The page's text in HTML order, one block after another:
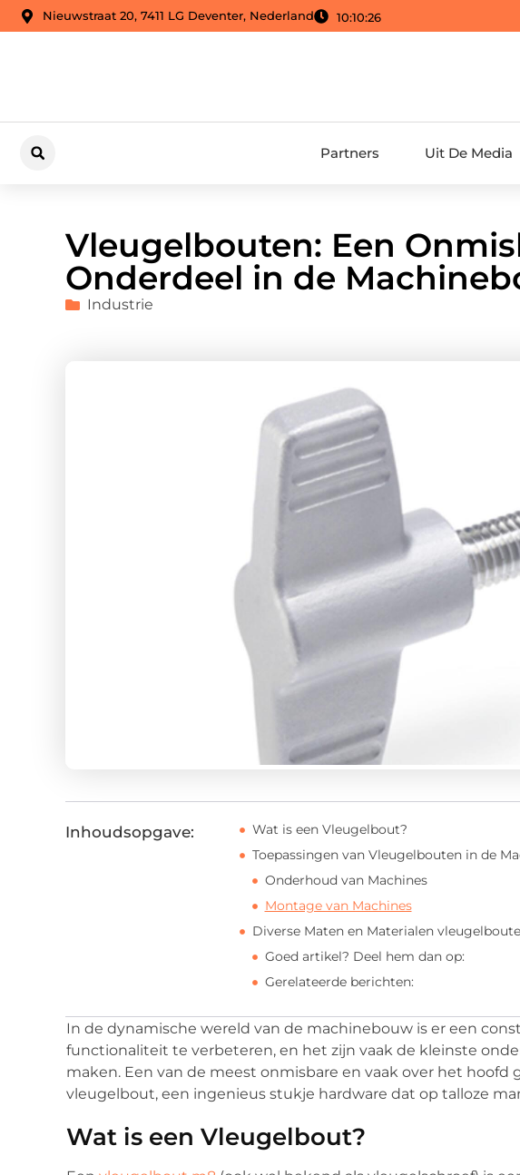
Nieuwstraat 20, 7411 LG Deventer, Nederland 10:10:28
Partners Uit De Media
Vleugelbouten: Een
Onderdeel in de
Industrie
Inhoudsopgave:
Wat is een Vleugelbout?
Toepassingen van Vleugelbouten in de
Onderhoud van Machines
Montage van Machines
Diverse Maten en Materialen
Goed artikel? Deel hem dan op:
Gerelateerde berichten:
In de dynamische wereld van de machinebouw is er een
functionaliteit te verbeteren, en het zijn vaak de kleinste
maken. Een van de meest onmisbare en vaak over het hoofd
vleugelbout, een ingenieus stukje hardware dat op talloze
Wat is een Vleugelbout?